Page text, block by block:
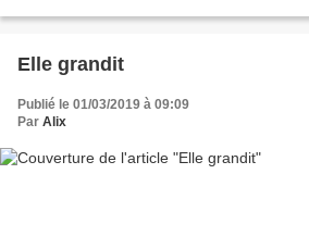
Elle grandit
Publié le 01/03/2019 à 09:09
Par Alix